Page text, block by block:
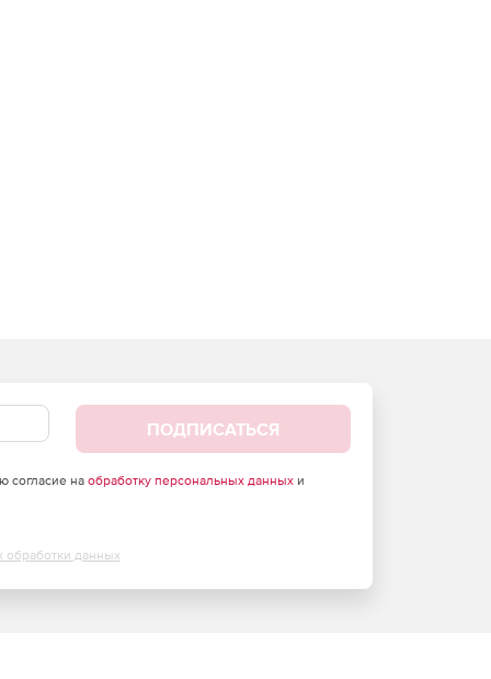
ПОДПИСАТЬСЯ
согласие на обработку персональных данныхи
обработки данных